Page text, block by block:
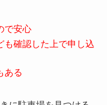
で安心
も確認した上で申し込
ある